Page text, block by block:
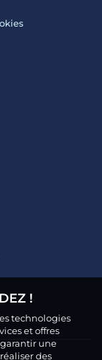
!
technologies
et offres
garantir une
des